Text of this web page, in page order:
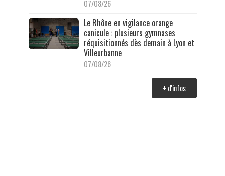
07/08/26
Le Rhône en vigilance orange
canicule : plusieurs gymnases
réquisitionnés dès demain à Lyon et
Villeurbanne
07/08/26
+ d'infos